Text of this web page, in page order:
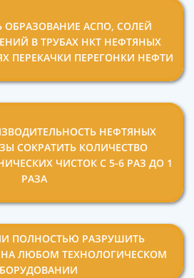
ОБРАЗОВАНИЕ АСПО, СОЛЕЙ
В ТРУБАХ НКТ НЕФТЯНЫХ
ПЕРЕКАЧКИ ПЕРЕГОНКИ НЕФТИ
НЕФТЯНЫХ
СОКРАТИТЬ КОЛИЧЕСТВО
ЧИСТОК С 5-6 РАЗ ДО 1
РАЗА
ПОЛНОСТЬЮ РАЗРУШИТЬ
НА ЛЮБОМ ТЕХНОЛОГИЧЕСКОМ